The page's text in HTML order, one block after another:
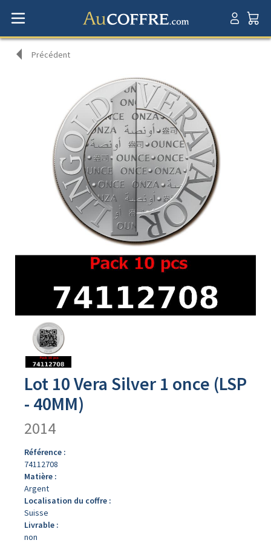
Précédent
produit
Lot 10 Vera Silver 1 once (LSP
- 40MM)
2014
Référence :
74112708
Matière :
Argent
Localisation du coffre :
Suisse
Livrable :
non